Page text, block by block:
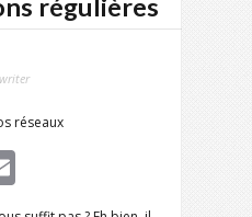
régulières
writer
réseaux